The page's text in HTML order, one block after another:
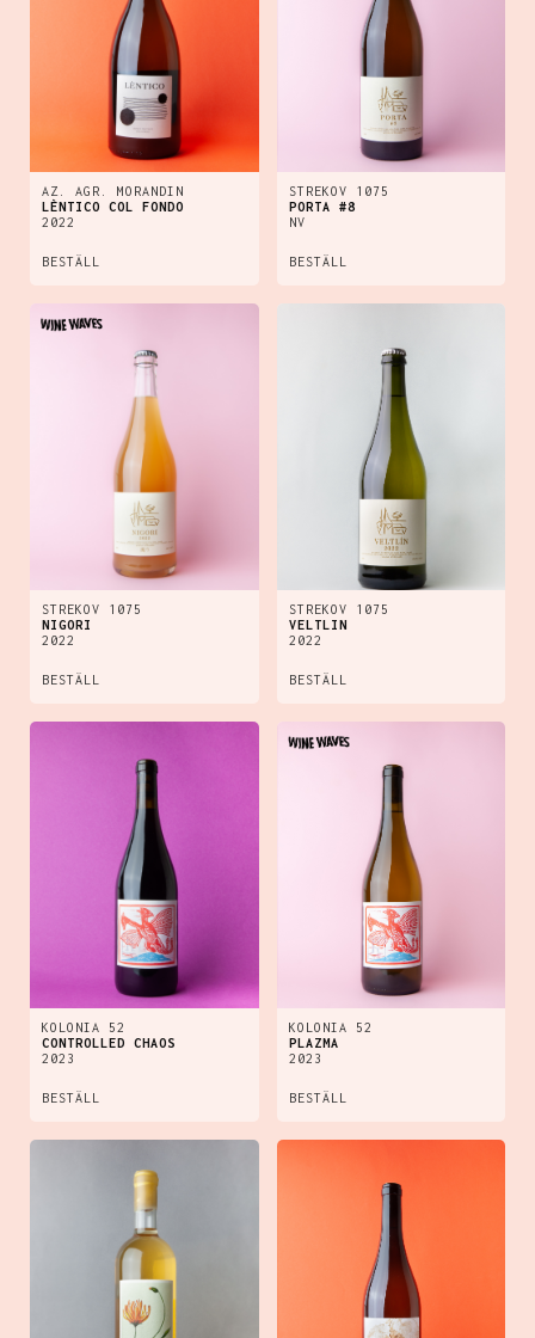
AZ. AGR. MORANDIN
LÈNTICO COL FONDO
2022
BESTÄLL
STREKOV 1075
PORTA #8
NV
BESTÄLL
STREKOV 1075
NIGORI
2022
BESTÄLL
STREKOV 1075
VELTLIN
2022
BESTÄLL
KOLONIA 52
CONTROLLED CHAOS
2023
BESTÄLL
KOLONIA 52
PLAZMA
2023
BESTÄLL